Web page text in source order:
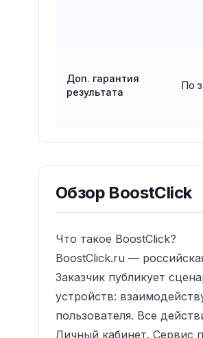
Доп. гарантия
результата
По
Обзор BoostClick
Что такое BoostClick?
BoostClick.ru —
Заказчик публикует
устройств:
пользователя. Все
Личный кабинет. Сервис